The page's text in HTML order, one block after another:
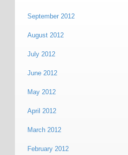
September 2012
August 2012
July 2012
June 2012
May 2012
April 2012
March 2012
February 2012